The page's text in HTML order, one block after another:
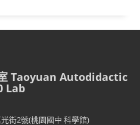
Taoyuan Autodidactic
Lab
街2號(桃園國中 科學館)